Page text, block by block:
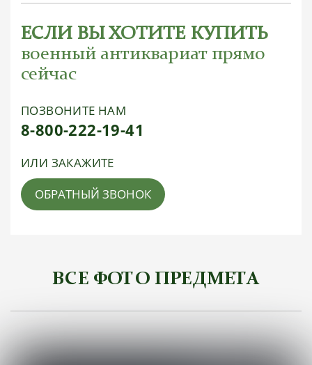
ЕСЛИ ВЫ ХОТИТЕ КУПИТЬ
военный антиквариат прямо
сейчас
ПОЗВОНИТЕ НАМ
8-800-222-19-41
ИЛИ ЗАКАЖИТЕ
ОБРАТНЫЙ ЗВОНОК
ВСЕ ФОТО ПРЕДМЕТА